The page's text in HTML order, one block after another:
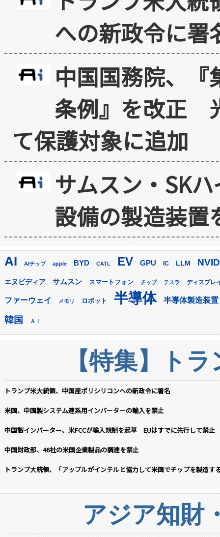
への新政令に署
中国国務院、
条例』を改正
て保護対象に追加
サムスン・SK
設備の製造装置
AI AIチップ apple BYD CATL EV GPU IC LLM
エヌビディア サムスン スマートフォン チップ テスラ ディスプレ
ファーウェイ メモリ ロボット 半導体 半導体製造装置
韓国 ＡＩ
【特集】ト
トランプ米大統領、中国産ポリシリコンへの新政令に署名
米国、中国製システム連系用インバーターの輸入を禁止
中国製インバーター、米FCCが輸入規制を起草 EUはすでに先行して禁止
中国財政部、46社の米国企業製品の調達を禁止
トランプ大統領、「アップルがインテルと協力して米国でチップを製造す
アジア知財